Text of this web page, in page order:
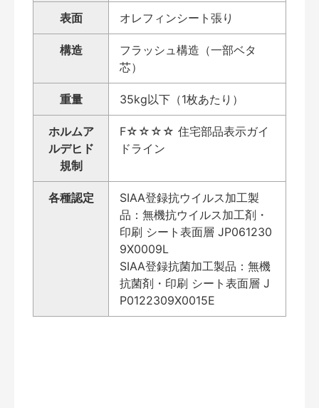
表面 オレフィンシート張り
構造
フラッシュ構造（一部ベタ
芯）
重量 35kg以下（1枚あたり）
ホルムア
ルデヒド
規制
F☆☆☆☆ 住宅部品表示ガイ
ドライン
各種認定
SIAA登録抗ウイルス加工製
品：無機抗ウイルス加工剤・
印刷 シート表面層 JP061230
9X0009L
SIAA登録抗菌加工製品：無機
抗菌剤・印刷 シート表面層 J
P0122309X0015E